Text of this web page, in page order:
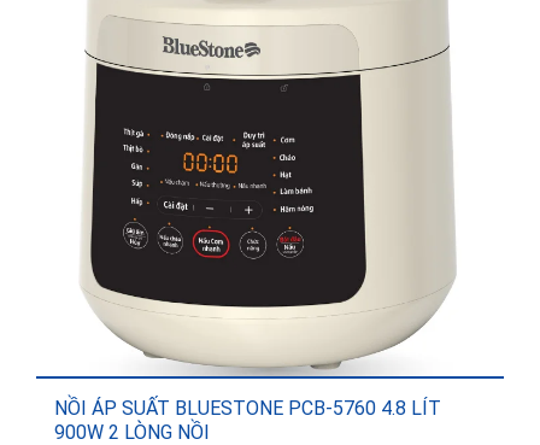
NỒI ÁP SUẤT BLUESTONE PCB-5760 4.8 LÍT
900W 2 LÒNG NỒI